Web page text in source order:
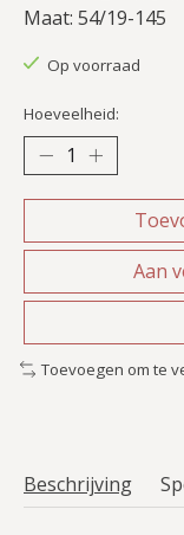
Maat: 54/19-145
Op voorraad
Hoeveelheid:
Aan
Toevoegen om te
Beschrijving